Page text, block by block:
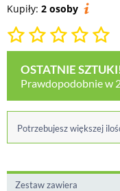
Kupiły: 2 osoby
OSTATNIE
Prawdopodobnie w
Potrzebujesz większej
Zestaw zawiera